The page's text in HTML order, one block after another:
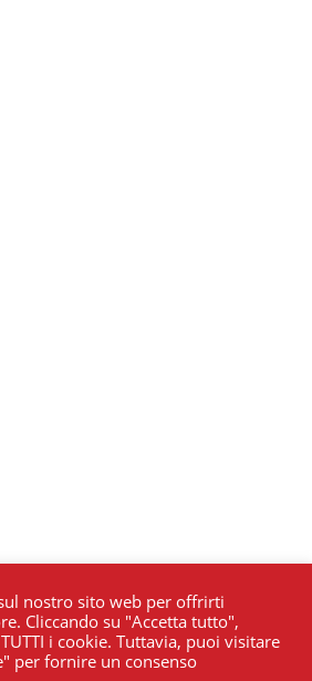
nostro sito web per offrirti
Cliccando su "Accetta tutto",
i cookie. Tuttavia, puoi visitare
per fornire un consenso